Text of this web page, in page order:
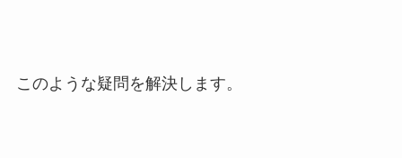
このような疑問を解決します。